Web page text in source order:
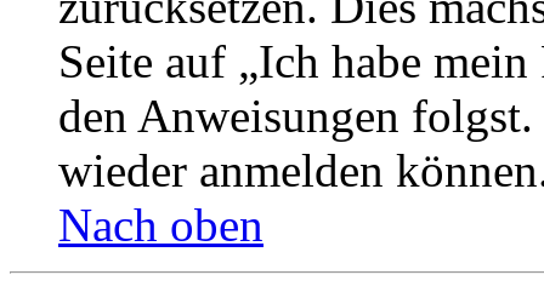
Seite auf „Ich habe
den Anweisungen
wieder anmelden
Nach oben